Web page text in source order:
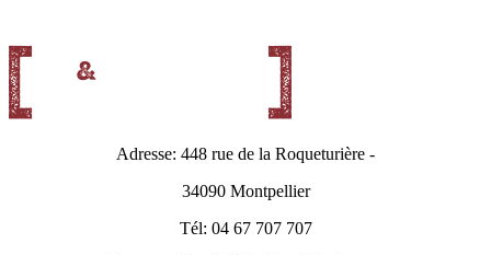
Adresse: 448 rue de la Roqueturière -
34090 Montpellier
Tél: 04 67 707 707